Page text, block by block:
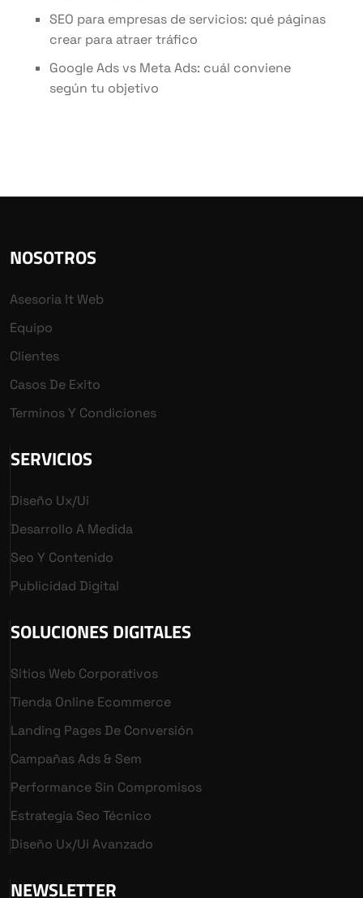
SEO para empresas de servicios: qué páginas
crear para atraer tráfico
Google Ads vs Meta Ads: cuál conviene
según tu objetivo
NOSOTROS
Asesoria It Web
Equipo
Clientes
Casos De Exito
Terminos Y Condiciones
SERVICIOS
Diseño Ux/ui
Desarrollo A Medida
Seo Y Contenido
Publicidad Digital
SOLUCIONES DIGITALES
Sitios Web Corporativos
Tienda Online Ecommerce
Landing Pages De Conversión
Campañas Ads & Sem
Performance Sin Compromisos
Estrategia Seo Técnico
Diseño Ux/ui Avanzado
NEWSLETTER